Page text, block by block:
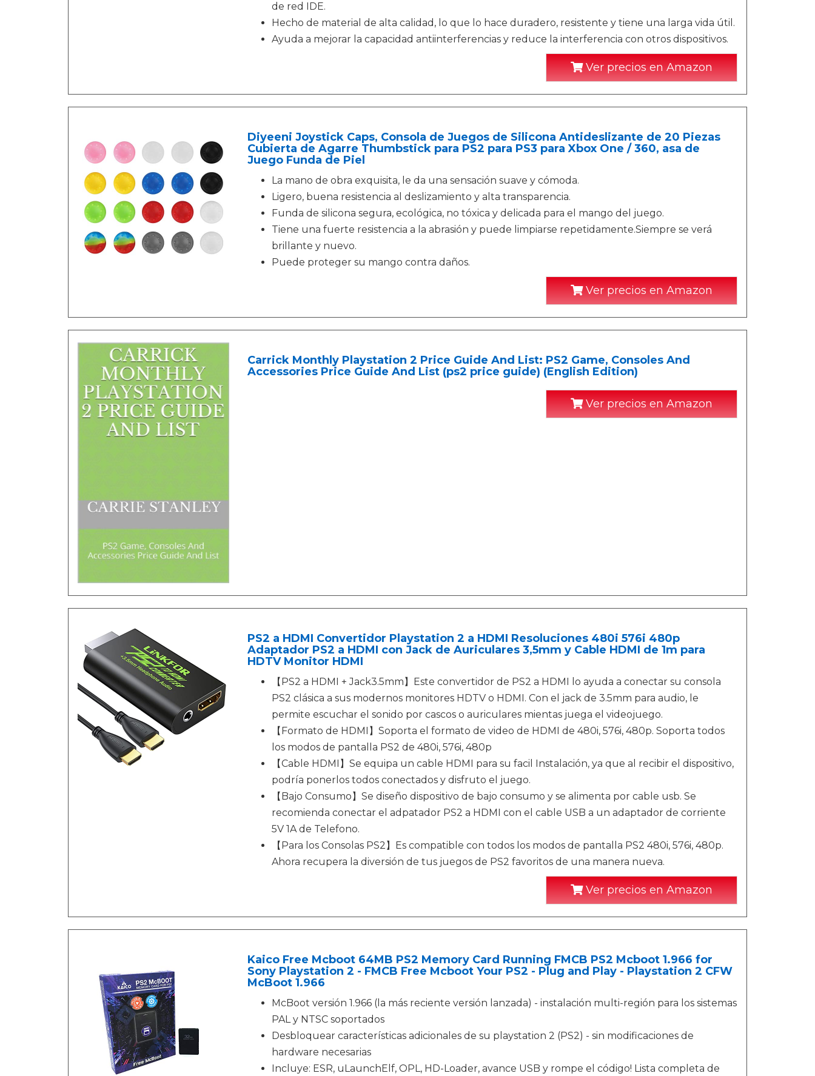
de red IDE.
Hecho de material de alta calidad, lo que lo hace duradero, resistente y tiene una larga vida útil.
Ayuda a mejorar la capacidad antiinterferencias y reduce la interferencia con otros dispositivos.
Ver precios en Amazon
Diyeeni Joystick Caps, Consola de Juegos de Silicona Antideslizante de 20 Piezas
Cubierta de Agarre Thumbstick para PS2 para PS3 para Xbox One / 360, asa de
Juego Funda de Piel
La mano de obra exquisita, le da una sensación suave y cómoda.
Ligero, buena resistencia al deslizamiento y alta transparencia.
Funda de silicona segura, ecológica, no tóxica y delicada para el mango del juego.
Tiene una fuerte resistencia a la abrasión y puede limpiarse repetidamente.Siempre se verá
brillante y nuevo.
Puede proteger su mango contra daños.
Ver precios en Amazon
Carrick Monthly Playstation 2 Price Guide And List: PS2 Game, Consoles And
Accessories Price Guide And List (ps2 price guide) (English Edition)
Ver precios en Amazon
PS2 a HDMI Convertidor Playstation 2 a HDMI Resoluciones 480i 576i 480p
Adaptador PS2 a HDMI con Jack de Auriculares 3,5mm y Cable HDMI de 1m para
HDTV Monitor HDMI
【PS2 a HDMI + Jack3.5mm】Este convertidor de PS2 a HDMI lo ayuda a conectar su consola
PS2 clásica a sus modernos monitores HDTV o HDMI. Con el jack de 3.5mm para audio, le
permite escuchar el sonido por cascos o auriculares mientas juega el videojuego.
【Formato de HDMI】Soporta el formato de video de HDMI de 480i, 576i, 480p. Soporta todos
los modos de pantalla PS2 de 480i, 576i, 480p
【Cable HDMI】Se equipa un cable HDMI para su facil Instalación, ya que al recibir el dispositivo,
podría ponerlos todos conectados y disfruto el juego.
【Bajo Consumo】Se diseño dispositivo de bajo consumo y se alimenta por cable usb. Se
recomienda conectar el adpatador PS2 a HDMI con el cable USB a un adaptador de corriente
5V 1A de Telefono.
【Para los Consolas PS2】Es compatible con todos los modos de pantalla PS2 480i, 576i, 480p.
Ahora recupera la diversión de tus juegos de PS2 favoritos de una manera nueva.
Ver precios en Amazon
Kaico Free Mcboot 64MB PS2 Memory Card Running FMCB PS2 Mcboot 1.966 for
Sony Playstation 2 - FMCB Free Mcboot Your PS2 - Plug and Play - Playstation 2 CFW
McBoot 1.966
McBoot versión 1.966 (la más reciente versión lanzada) - instalación multi-región para los sistemas
PAL y NTSC soportados
Desbloquear características adicionales de su playstation 2 (PS2) - sin modificaciones de
hardware necesarias
Incluye: ESR, uLaunchElf, OPL, HD-Loader, avance USB y rompe el código! Lista completa de